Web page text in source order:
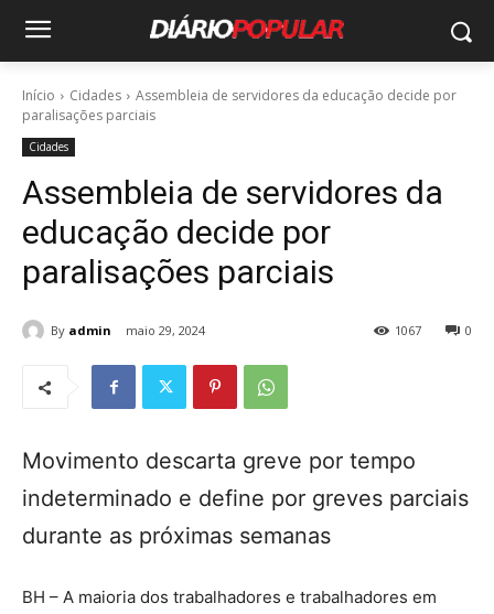
Início Cidades
Assembleia de servidores da educação decide por
paralisações parciais
Cidades
Assembleia de servidores da
educação decide por
paralisações parciais
By admin maio 29, 2024 0
1067
Movimento descarta greve por tempo
indeterminado e define por greves parciais
durante as próximas semanas
BH – A maioria dos trabalhadores e trabalhadores em